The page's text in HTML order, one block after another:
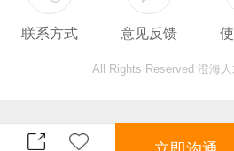
广告
总监
联系方式 意见反馈
All Rights Reserved 澄海